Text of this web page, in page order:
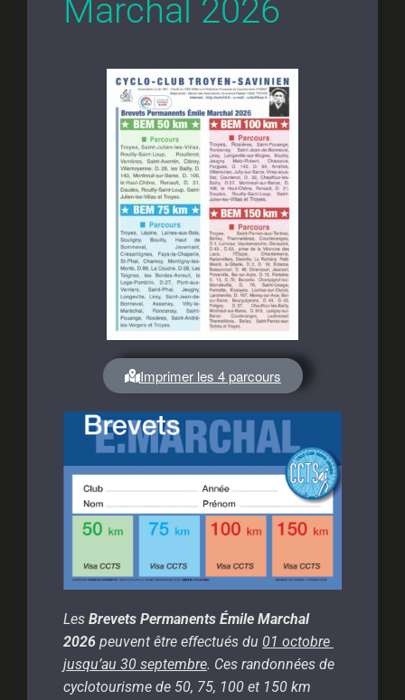
Marchal 2026
Imprimer les 4 parcours
Les Brevets Permanents Émile Marchal
2026 peuvent être effectués du 01 octobre
jusqu’au 30 septembre. Ces randonnées de
cyclotourisme de 50, 75, 100 et 150 km